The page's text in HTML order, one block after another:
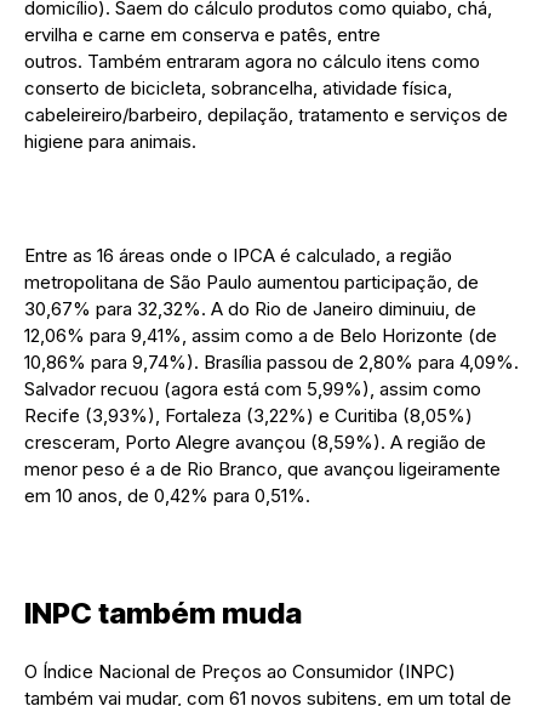
domicílio). Saem do cálculo produtos como quiabo, chá,
ervilha e carne em conserva e patês, entre
outros. Também entraram agora no cálculo itens como
conserto de bicicleta, sobrancelha, atividade física,
cabeleireiro/barbeiro, depilação, tratamento e serviços de
higiene para animais.
Entre as 16 áreas onde o IPCA é calculado, a região
metropolitana de São Paulo aumentou participação, de
30,67% para 32,32%. A do Rio de Janeiro diminuiu, de
12,06% para 9,41%, assim como a de Belo Horizonte (de
10,86% para 9,74%). Brasília passou de 2,80% para 4,09%.
Salvador recuou (agora está com 5,99%), assim como
Recife (3,93%), Fortaleza (3,22%) e Curitiba (8,05%)
cresceram, Porto Alegre avançou (8,59%). A região de
menor peso é a de Rio Branco, que avançou ligeiramente
em 10 anos, de 0,42% para 0,51%.
INPC também muda
O Índice Nacional de Preços ao Consumidor (INPC)
também vai mudar, com 61 novos subitens, em um total de